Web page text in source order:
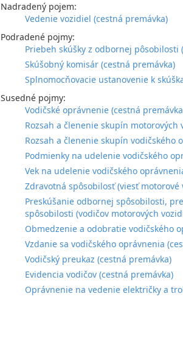
Nadradený pojem:
Vedenie vozidiel (cestná premávka)
Podradené pojmy:
Priebeh skúšky z odbornej pôsobilosti
Skúšobný komisár (cestná premávka)
Splnomocňovacie ustanovenie k
Susedné pojmy:
Vodičské oprávnenie (cestná
Rozsah a členenie skupín motorových
Rozsah a členenie skupín vodičského
Podmienky na udelenie vodičského
Vek na udelenie vodičského
Zdravotná spôsobilosť (viesť motorové
Preskúšanie odbornej spôsobilosti,
spôsobilosti (vodičov motorových
Obmedzenie a odobratie vodičského
Vzdanie sa vodičského oprávnenia
Vodičský preukaz (cestná premávka)
Evidencia vodičov (cestná premávka)
Oprávnenie na vedenie električky a